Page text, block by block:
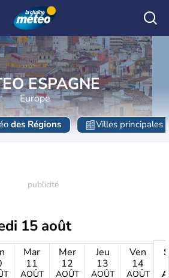
ESPAGNE
Europe
des Régions Villes principales
15 août
Mar
11
AOÛT
Mer
12
AOÛT
Jeu
13
AOÛT
Ven
14
AOÛT